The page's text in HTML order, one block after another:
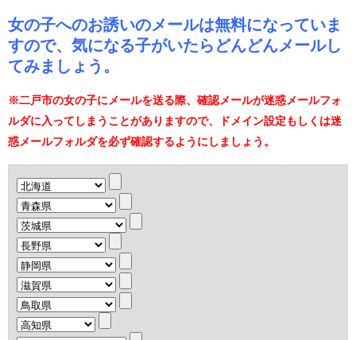
女の子へのお誘いのメールは無料になっていま
すので、気になる子がいたらどんどんメールし
てみましょう。
※二戸市の女の子にメールを送る際、確認メールが迷惑メールフォ
ルダに入ってしまうことがありますので、ドメイン設定もしくは迷
惑メールフォルダを必ず確認するようにしましょう。